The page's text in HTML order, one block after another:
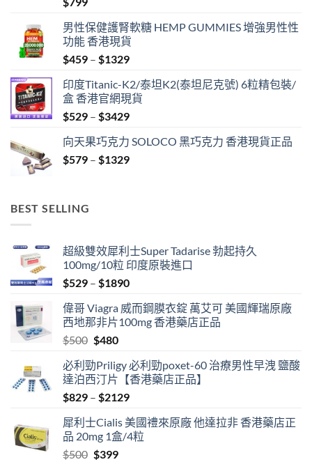
滿分 5
男性保健護腎軟糖 HEMP GUMMIES 增強男性性
功能 香港現貨
$459 – $1329Price
$459
through
$1329
印度Titanic-K2/泰坦K2(泰坦尼克號) 6粒精包裝/
盒 香港官網現貨
$529 – $3429Price
$529
through
向天果巧克力 SOLOCO 黑巧克力 香港現貨正品
$579 – $1329Price
BEST SELLING
超級雙效犀利士Super Tadarise 勃起持久
100mg/10粒 印度原裝進口
$529 – $1890Price
$529
through
偉哥 Viagra 威而鋼膜衣錠 萬艾可 美國輝瑞原廠
西地那非片100mg 香港藥店正品
$500 Original
was:
$500.
$480Current
is:
$480.
必利勁Priligy 必利勁poxet-60 治療男性早洩 鹽酸
達泊西汀片【香港藥店正品】
$829 – $2129Price
$829
through
犀利士Cialis 美國禮來原廠 他達拉非 香港藥店正
品 20mg 1盒/4粒
$500 Original
$399Current